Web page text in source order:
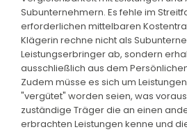
Subunternehmern. Es fehle im
erforderlichen mittelbaren
Klägerin rechne nicht als
Leistungserbringer ab, sondern
ausschließlich aus dem
Zudem müsse es sich um
"vergütet" worden seien, was
zuständige Träger die an einen
erbrachten Leistungen kenne und